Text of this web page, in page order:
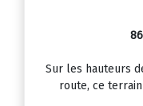
Sur les hauteurs
route, ce